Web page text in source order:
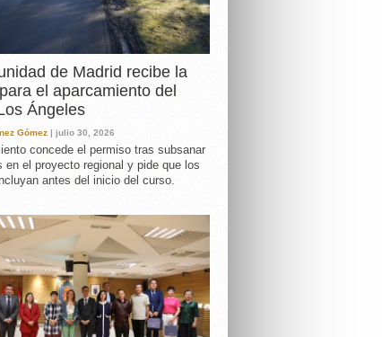
de Madrid recibe la
el aparcamiento del
Ángeles
Gómez | julio 30, 2026
concede el permiso tras subsanar
en el proyecto regional y pide que los
antes del inicio del curso.